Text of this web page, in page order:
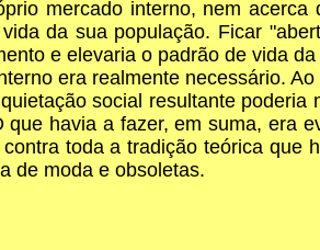
mercado interno, nem acerca
da sua população. Ficar
e elevaria o padrão de vida
era realmente necessário.
social resultante poderia
havia a fazer, em suma, era
toda a tradição teórica que
de moda e obsoletas.